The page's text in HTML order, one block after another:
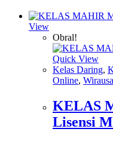
View
Obral!
Quick View
Kelas Daring,
Online,
KELAS
Lisensi